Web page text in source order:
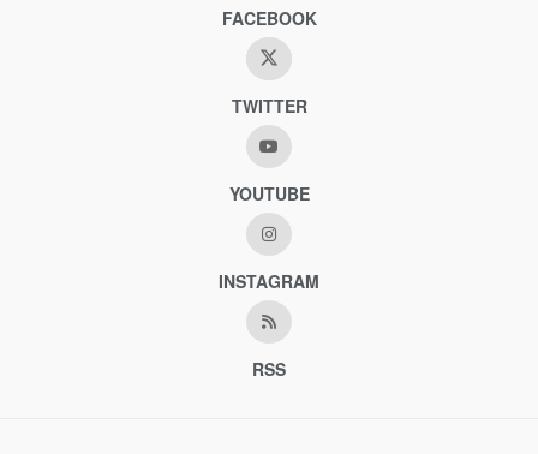
FACEBOOK
TWITTER
YOUTUBE
INSTAGRAM
RSS